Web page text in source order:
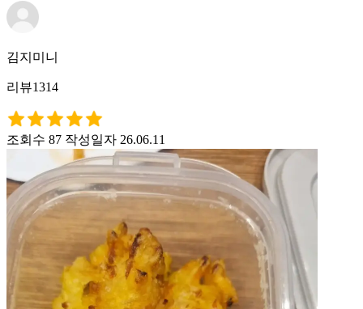
김지미니
리뷰1314
조회수 87 작성일자 26.06.11